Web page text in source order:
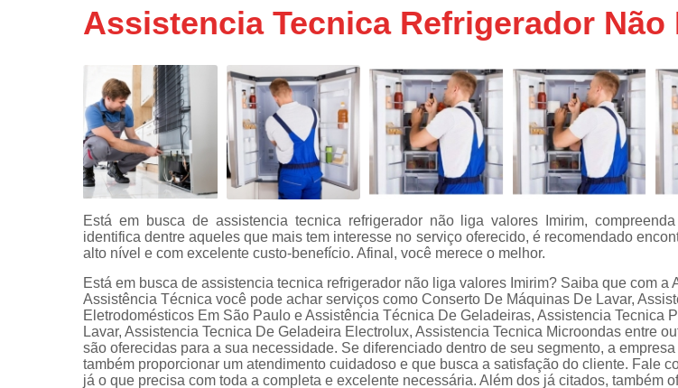
técnicas de
fogão
Assistências
técnicas de
microondas
Conserto de
máquinas de
lavar
Consertos de
adega
Consertos de
geladeiras
expositoras
Instalação de
fogões
Instalação de
máquinas de
Assistencia Tecnica
Assistencia Tecnica
Assistencia
Electrolux
Geladeira
Assistencia Tecnica de
Assistencia Tecnica Refrigerador
Está em busca de assistencia tecnica refrigerador não liga valores Imirim,
identifica dentre aqueles que mais tem interesse no serviço oferecido, é recomendado
alto nível e com excelente custo-benefício. Afinal, você merece o melhor.
Está em busca de assistencia tecnica refrigerador não liga valores Imirim? Saiba que com a
Assistência Técnica você pode achar serviços como Conserto De Máquinas De Lavar,
Eletrodomésticos Em São Paulo e Assistência Técnica De Geladeiras, Assistencia Tecnica
Lavar, Assistencia Tecnica De Geladeira Electrolux, Assistencia Tecnica Microondas entre
são oferecidas para a sua necessidade. Se diferenciado dentro de seu segmento, a
também proporcionar um atendimento cuidadoso e que busca a satisfação do cliente. Fale
já o que precisa com toda a completa e excelente necessária. Além dos já citados, também